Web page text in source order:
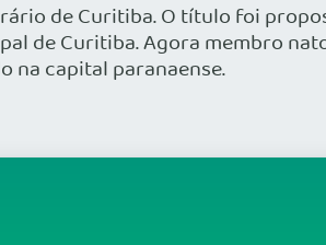
de Curitiba. O título foi
de Curitiba. Agora membro
na capital paranaense.